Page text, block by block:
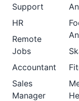
Support
HR
Remote
Jobs
Accountant
Sales
Manager